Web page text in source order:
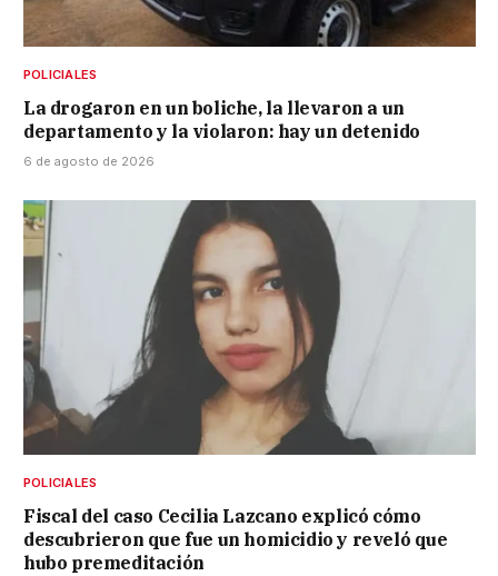
POLICIALES
La drogaron en un boliche, la llevaron a un
departamento y la violaron: hay un detenido
6 de agosto de 2026
POLICIALES
Fiscal del caso Cecilia Lazcano explicó cómo
descubrieron que fue un homicidio y reveló que
hubo premeditación